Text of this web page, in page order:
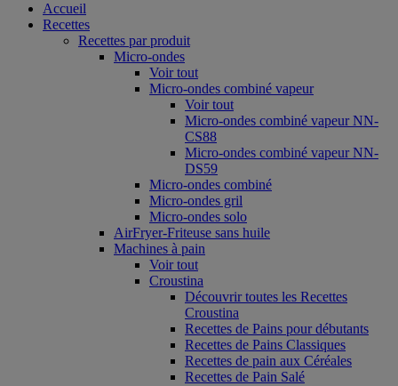
Accueil
Recettes
Recettes par produit
Micro-ondes
Voir tout
Micro-ondes combiné vapeur
Voir tout
Micro-ondes combiné vapeur NN-
CS88
Micro-ondes combiné vapeur NN-
DS59
Micro-ondes combiné
Micro-ondes gril
Micro-ondes solo
AirFryer-Friteuse sans huile
Machines à pain
Voir tout
Croustina
Découvrir toutes les Recettes
Croustina
Recettes de Pains pour débutants
Recettes de Pains Classiques
Recettes de pain aux Céréales
Recettes de Pain Salé